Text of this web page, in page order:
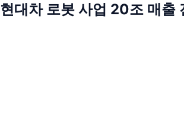
현대차 로봇 사업 20조 매출